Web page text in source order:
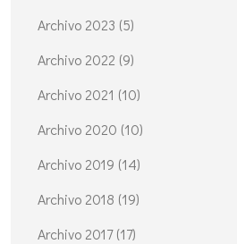
Archivo 2023 (5)
Archivo 2022 (9)
Archivo 2021 (10)
Archivo 2020 (10)
Archivo 2019 (14)
Archivo 2018 (19)
Archivo 2017 (17)